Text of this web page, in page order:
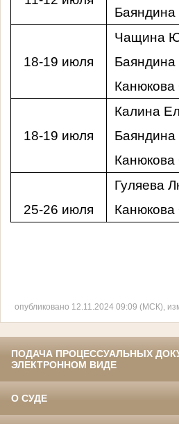
18-19 июля
Чащина
18-19 июля
Калина
25-26 июля
Гуляева
опубликовано 12.11.2024 09:09 (МСК),
ПОДАЧА ПРОЦЕССУАЛЬНЫХ
ЭЛЕКТРОННОМ ВИДЕ
О СУДЕ